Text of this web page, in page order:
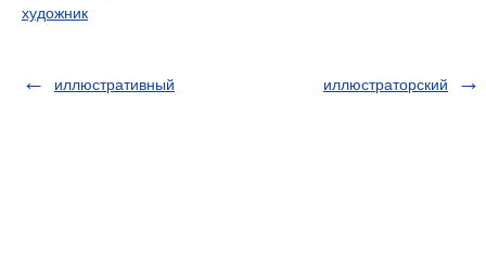
художник
иллюстративный иллюстраторский